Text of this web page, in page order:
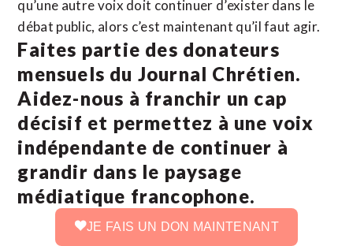
qu’une autre voix doit continuer d’exister dans le
débat public, alors c’est maintenant qu’il faut agir.
Faites partie des donateurs
mensuels du Journal Chrétien.
Aidez-nous à franchir un cap
décisif et permettez à une voix
indépendante de continuer à
grandir dans le paysage
médiatique francophone.
JE FAIS UN DON MAINTENANT